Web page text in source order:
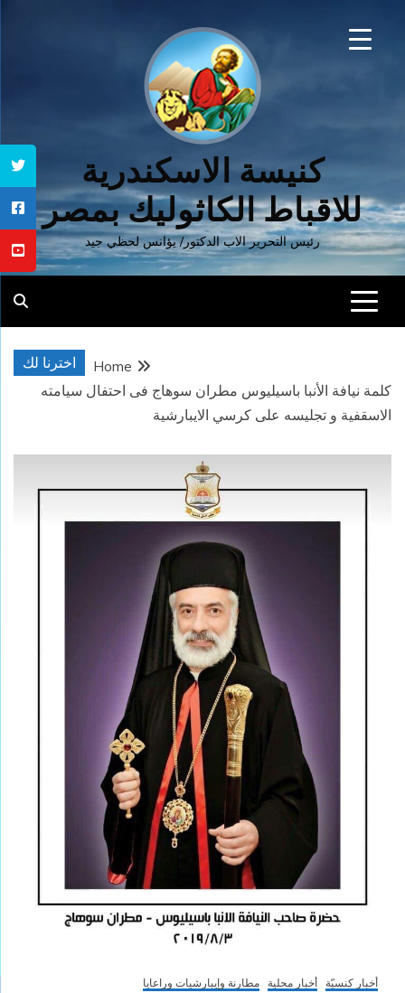
كنيسة الاسكندرية
للاقباط الكاثوليك بمصر
رئيس التحرير الاب الدكتور/ يؤانس لحظي جيد
اخترنا لك
Home
كلمة نيافة الأنبا باسيليوس مطران سوهاج فى احتفال سيامته
الاسقفية و تجليسه على كرسي الايبارشية
أخبار كنسيّة أخبار محلية مطارنة وإيبارشيات وراعايا